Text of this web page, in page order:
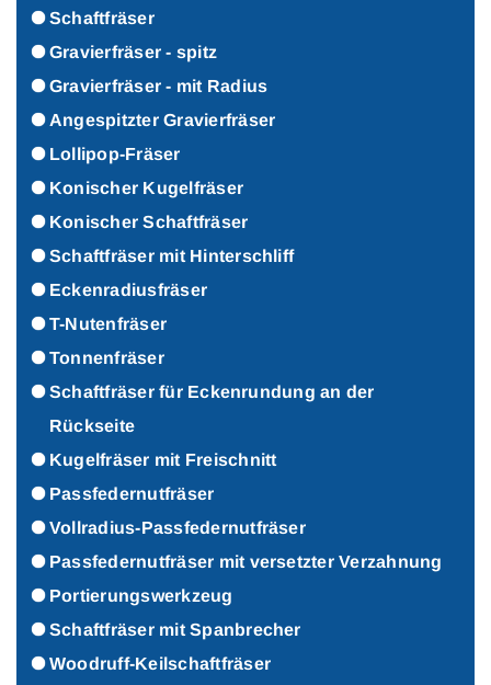
Schaftfräser
Gravierfräser - spitz
Gravierfräser - mit Radius
Angespitzter Gravierfräser
Lollipop-Fräser
Konischer Kugelfräser
Konischer Schaftfräser
Schaftfräser mit Hinterschliff
Eckenradiusfräser
T-Nutenfräser
Tonnenfräser
Schaftfräser für Eckenrundung an der
Rückseite
Kugelfräser mit Freischnitt
Passfedernutfräser
Vollradius-Passfedernutfräser
Passfedernutfräser mit versetzter Verzahnung
Portierungswerkzeug
Schaftfräser mit Spanbrecher
Woodruff-Keilschaftfräser